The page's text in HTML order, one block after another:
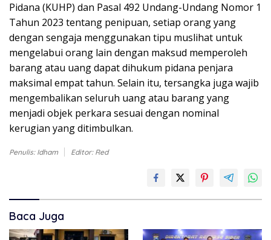
Pidana (KUHP) dan Pasal 492 Undang-Undang Nomor 1
Tahun 2023 tentang penipuan, setiap orang yang
dengan sengaja menggunakan tipu muslihat untuk
mengelabui orang lain dengan maksud memperoleh
barang atau uang dapat dihukum pidana penjara
maksimal empat tahun. Selain itu, tersangka juga wajib
mengembalikan seluruh uang atau barang yang
menjadi objek perkara sesuai dengan nominal
kerugian yang ditimbulkan.
Penulis: Idham Editor: Red
Baca Juga